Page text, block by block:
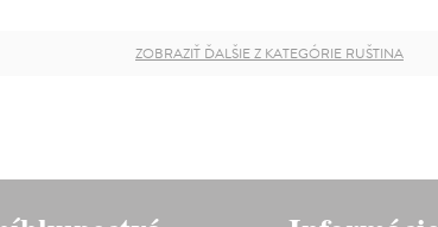
ZOBRAZIŤ ĎALŠIE Z KATEGÓRIE RUŠTINA